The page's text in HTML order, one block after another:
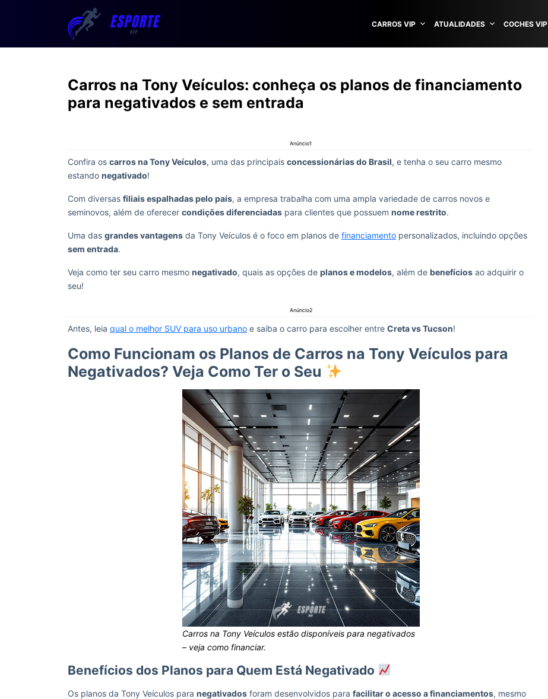
CARROS VIP ATUALIDADES COCHES VIP
Carros na Tony Veículos: conheça os planos de financiamento
para negativados e sem entrada
Anúncio1
Confira os carros na Tony Veículos, uma das principais concessionárias do Brasil, e tenha o seu carro mesmo
estando negativado!
Com diversas filiais espalhadas pelo país, a empresa trabalha com uma ampla variedade de carros novos e
seminovos, além de oferecer condições diferenciadas para clientes que possuem nome restrito.
Uma das grandes vantagens da Tony Veículos é o foco em planos de financiamento personalizados, incluindo opções
sem entrada.
Veja como ter seu carro mesmo negativado, quais as opções de planos e modelos, além de benefícios ao adquirir o
seu!
Anúncio2
Antes, leia qual o melhor SUV para uso urbano e saiba o carro para escolher entre Creta vs Tucson!
Como Funcionam os Planos de Carros na Tony Veículos para
Negativados? Veja Como Ter o Seu
Carros na Tony Veículos estão disponíveis para negativados
– veja como financiar.
Benefícios dos Planos para Quem Está Negativado
Os planos da Tony Veículos para negativados foram desenvolvidos para facilitar o acesso a financiamentos, mesmo